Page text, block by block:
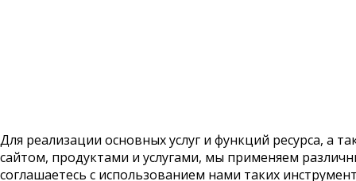
Для реализации основных услуг и функций ресурса, а
сайтом, продуктами и услугами, мы применяем
соглашаетесь с использованием нами таких